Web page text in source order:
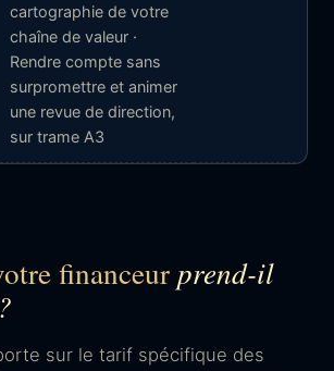
cartographie de votre
chaîne de valeur ·
Rendre compte sans
surpromettre et animer
une revue de direction,
sur trame A3
financeur prend-il
sur le tarif spécifique des